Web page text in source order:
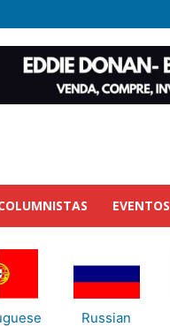
EVENTOS
Russian